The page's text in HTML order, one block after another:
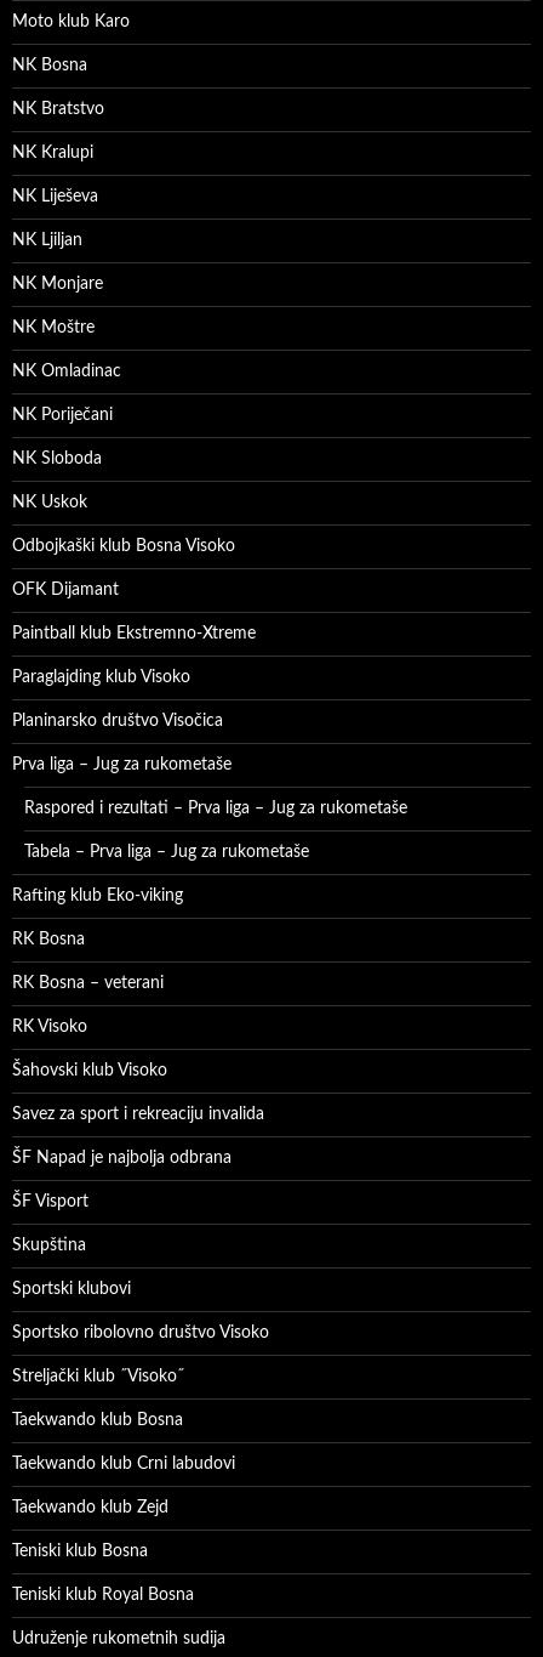
Moto klub Karo
NK Bosna
NK Bratstvo
NK Kralupi
NK Liješeva
NK Ljiljan
NK Monjare
NK Moštre
NK Omladinac
NK Poriječani
NK Sloboda
NK Uskok
Odbojkaški klub Bosna Visoko
OFK Dijamant
Paintball klub Ekstremno-Xtreme
Paraglajding klub Visoko
Planinarsko društvo Visočica
Prva liga – Jug za rukometaše
Raspored i rezultati – Prva liga – Jug za rukometaše
Tabela – Prva liga – Jug za rukometaše
Rafting klub Eko-viking
RK Bosna
RK Bosna – veterani
RK Visoko
Šahovski klub Visoko
Savez za sport i rekreaciju invalida
ŠF Napad je najbolja odbrana
ŠF Visport
Skupština
Sportski klubovi
Sportsko ribolovno društvo Visoko
Streljački klub ˝Visoko˝
Taekwando klub Bosna
Taekwando klub Crni labudovi
Taekwando klub Zejd
Teniski klub Bosna
Teniski klub Royal Bosna
Udruženje rukometnih sudija